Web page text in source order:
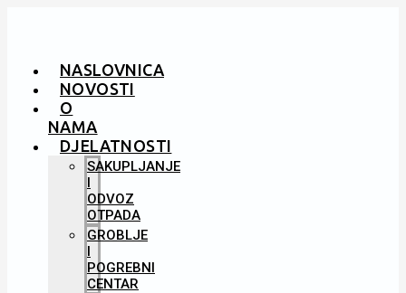
NASLOVNICA
NOVOSTI
O
NAMA
DJELATNOSTI
SAKUPLJANJE
I
ODVOZ
OTPADA
GROBLJE
I
POGREBNI
CENTAR